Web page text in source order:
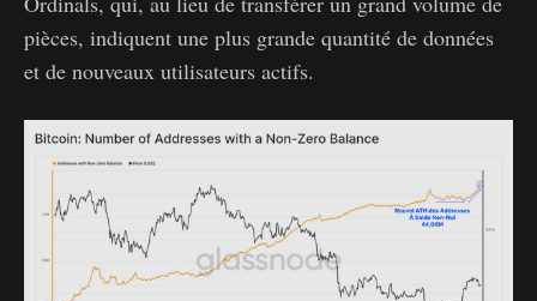
pièces, indiquent une plus grande quantité de données
et de nouveaux utilisateurs actifs.